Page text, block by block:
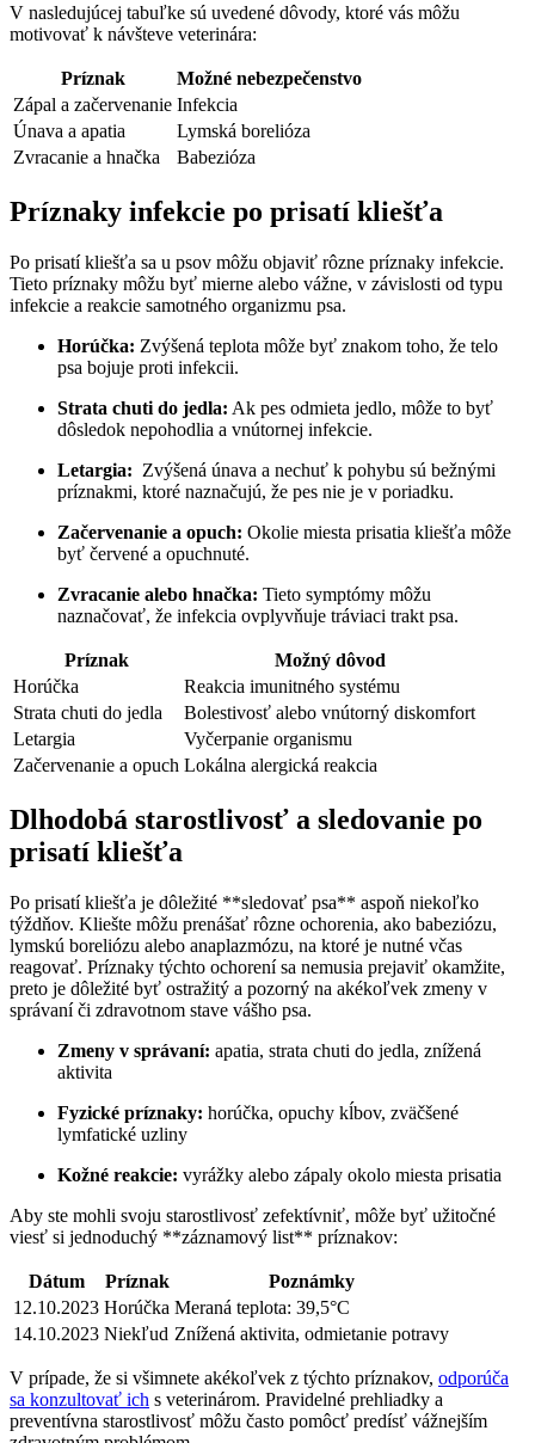
V nasledujúcej tabuľke sú uvedené dôvody, ktoré vás ⁣môžu
motivovať k‍ návšteve veterinára:
Príznak
Možné nebezpečenstvo
Zápal a začervenanie Infekcia
Únava a apatia
Lymská borelióza
Zvracanie a hnačka
Babezióza
Príznaky infekcie po prisatí kliešťa
Po prisatí kliešťa sa u ⁣psov​ môžu‍ objaviť rôzne⁤ príznaky infekcie.
⁢Tieto ⁤príznaky ​môžu byť mierne alebo vážne, v závislosti od⁤ typu
infekcie a reakcie samotného organizmu psa.
Horúčka: ⁢Zvýšená teplota môže byť ‌znakom‍ toho,​ že⁣ telo
psa bojuje proti infekcii.
Strata chuti do jedla: Ak pes odmieta jedlo,‌ môže to byť
⁢dôsledok nepohodlia a ⁤vnútornej infekcie.
Letargia: ‌ Zvýšená únava a ⁤nechuť k pohybu‍ sú bežnými
‍príznakmi, ktoré naznačujú,⁤ že pes ‌nie je v poriadku.
Začervenanie a opuch: Okolie miesta prisatia kliešťa môže
⁤byť červené a opuchnuté.
Zvracanie‌ alebo hnačka: Tieto symptómy môžu
naznačovať, že ⁣infekcia ‍ovplyvňuje tráviaci trakt psa.
Príznak
Možný​ dôvod
Horúčka
Reakcia⁢ imunitného systému
Strata ⁣chuti do jedla
Bolestivosť ‌alebo vnútorný⁣ diskomfort
Letargia
Vyčerpanie organismu
Začervenanie a opuch Lokálna alergická reakcia
Dlhodobá starostlivosť a sledovanie po
prisatí kliešťa
Po‌ prisatí kliešťa je dôležité⁢ **sledovať psa** ⁣aspoň niekoľko
týždňov. ⁤Kliešte ​môžu prenášať rôzne​ ochorenia, ako‍ babeziózu,
lymskú‌ boreliózu‍ alebo anaplazmózu,‌ na ktoré je nutné ⁤včas
reagovať. ‌Príznaky týchto ochorení sa nemusia prejaviť okamžite,
preto je⁢ dôležité byť ostražitý ⁣a ⁣pozorný⁢ na akékoľvek zmeny v
správaní či zdravotnom stave ⁤vášho‍ psa.
Zmeny ‌v správaní: apatia, ⁤strata ​chuti do⁣ jedla,⁣ znížená
aktivita
Fyzické príznaky: horúčka, opuchy kĺbov, zväčšené
lymfatické⁤ uzliny
Kožné reakcie: vyrážky⁢ alebo zápaly okolo miesta prisatia
Aby ‍ste mohli svoju starostlivosť zefektívniť,⁣ môže byť užitočné
viesť si jednoduchý ⁤**záznamový list** príznakov:
Dátum Príznak
Poznámky
12.10.2023 Horúčka Meraná teplota: 39,5°C
14.10.2023 Niekľud Znížená aktivita, odmietanie ‌potravy
V⁢ prípade, že ⁢si všimnete ⁢akékoľvek z týchto ⁣príznakov, odporúča
sa konzultovať ich s veterinárom. Pravidelné prehliadky⁣ a
preventívna starostlivosť môžu často pomôcť predísť vážnejším